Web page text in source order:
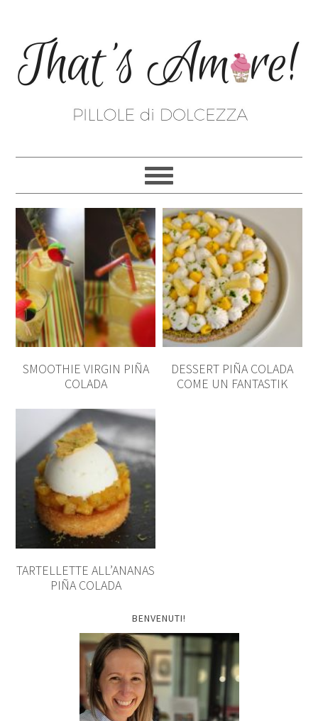
SMOOTHIE VIRGIN PIÑA
COLADA
DESSERT PIÑA COLADA
COME UN FANTASTIK
TARTELLETTE ALL’ANANAS
PIÑA COLADA
BENVENUTI!